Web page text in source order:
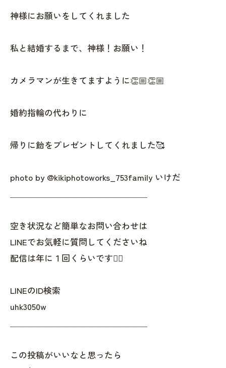
神様にお願いをしてくれました
私と結婚するまで、神様！お願い！
カメラマンが生きてますように👏🏼👏🏼
婚約指輪の代わりに
帰りに飴をプレゼントしてくれました🥰
photo by @kikiphotoworks_753family いけだ
空き状況など簡単なお問い合わせは
LINEでお気軽に質問してくださいね
配信は年に１回くらいです✌🏻
LINEのID検索
uhk3050w
この投稿がいいなと思ったら